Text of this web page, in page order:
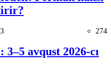
274
avqust 2026-cı